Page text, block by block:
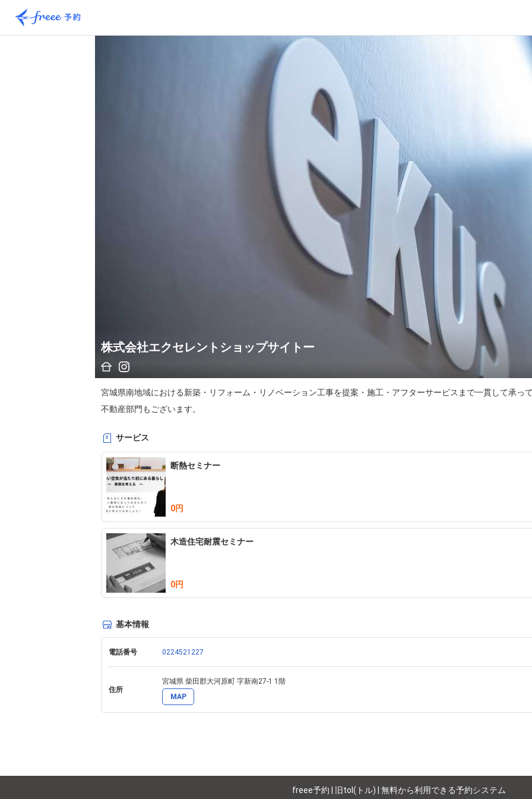
株式会社エクセレントショップサイトー
宮城県南地域における新築・リフォーム・リノベーション工事を提案・施工・アフターサービスまで一貫して承っ
サービス
断熱セミナー
0円
木造住宅耐震セミナー
0円
基本情報
電話番号 0224521227
住所
宮城県 柴田郡大河原町 字新南27-1 1階
MAP
freee予約 | 旧tol(トル) | 無料から利用できる予約システム